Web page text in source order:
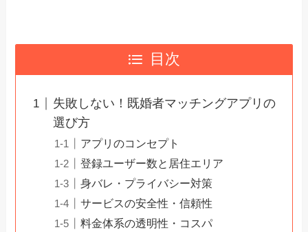
目次
失敗しない！既婚者マッチングアプリの
選び方
アプリのコンセプト
登録ユーザー数と居住エリア
身バレ・プライバシー対策
サービスの安全性・信頼性
料金体系の透明性・コスパ